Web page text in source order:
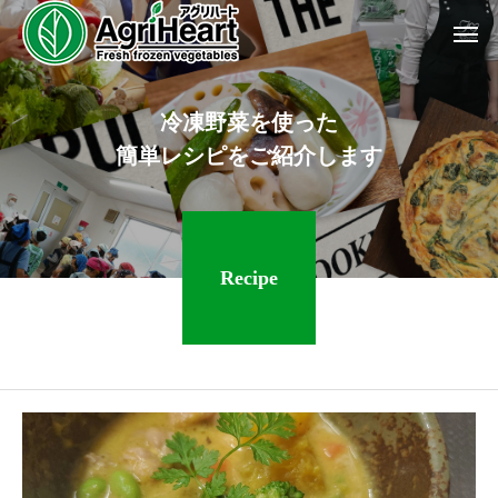
冷凍野菜を使った
簡単レシピをご紹介します
Recipe